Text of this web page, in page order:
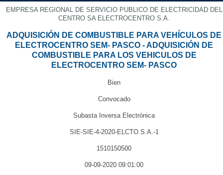
EMPRESA REGIONAL DE SERVICIO PUBLICO DE ELECTRICIDAD DEL
CENTRO SA ELECTROCENTRO S.A.
ADQUISICIÓN DE COMBUSTIBLE PARA VEHÍCULOS DE
ELECTROCENTRO SEM- PASCO - ADQUISICIÓN DE
COMBUSTIBLE PARA LOS VEHICULOS DE
ELECTROCENTRO SEM- PASCO
Bien
Convocado
Subasta Inversa Electrónica
SIE-SIE-4-2020-ELCTO S.A.-1
1510150500
09-09-2020 09:01:00